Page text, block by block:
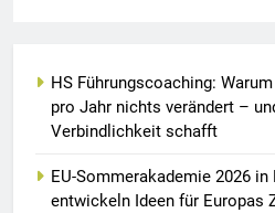
HS Führungscoaching:
pro Jahr nichts verändert –
Verbindlichkeit schafft
EU-Sommerakademie 2026
entwickeln Ideen für Europas